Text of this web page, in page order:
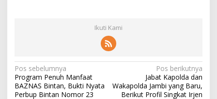
Ikuti Kami
N
a
Pos sebelumnya
Program Penuh Manfaat
BAZNAS Bintan, Bukti Nyata
Perbup Bintan Nomor 23
Pos berikutnya
Jabat Kapolda dan
Wakapolda Jambi yang Baru,
Berikut Profil Singkat Irjen